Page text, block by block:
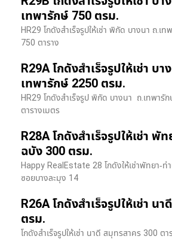
เทพารักษ์ 750 ตรม.
HR29 โกดังสำเร็จรูปให้เช่า พิกัด บางนา​ ถ.เ
750 ตาราง
R29A โกดังสำเร็จรูปให้เช่า บ
เทพารักษ์ 2250 ตรม.
HR29 โกดังสำเร็จรูป พิกัด บางนา​ ถ.เทพา
ตารางเมตร
R28A โกดังสำเร็จรูปให้เช่า พั
ฉบัง 300 ตรม.
Happy RealEstate 28 โกดังให้เช่าพัทยา-ท่
ซอยบางละมุง 14
R26A โกดังสำเร็จรูปให้เช่า น
ตรม.
โกดังสำเร็จรูปให้เช่า นาดี สมุทรสาคร 300 ต